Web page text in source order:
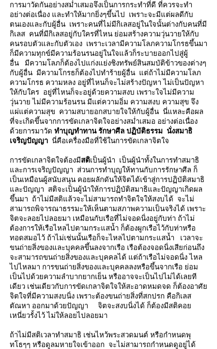
การมาวัดกันอย่างสม่ำเสมอจึงเป็นการกระทำที่ดี ที่ควรจะทำ
อย่างต่อเนื่อง และทำให้มากยิ่งๆขึ้นไป เพราะจะมีแต่ผลดีกับ
ตนเองและกับผู้อื่น เพราะคนที่ไม่มีกิเลสอยู่ในใจนั้นต่างกับคนที่มี
กิเลส คนที่มีกิเลสอยู่กับใครที่ไหน ย่อมสร้างความวุ่นวายให้กับ
คนรอบตัวและกับตัวเอง เพราะเวลามีความโลภความโกรธขึ้นมา
ก็มีความทุกข์มีความร้อนรนอยู่ในใจแล้วก็ระบายออกไปสู่ผู้
อื่น มีความโลภก็ต้องไปแก่งแย่งชิงทรัพย์สินสมบัติข้าวของต่างๆ
กับผู้อื่น มีความโกรธก็ต้องไปทำร้ายผู้อื่น แต่ถ้าไม่มีความโลภ
ความโกรธ ความหลง อยู่ที่ไหนก็จะไม่สร้างปัญหา ไม่เป็นปัญหา
ห้กับใคร อยู่ที่ไหนก็จะอยู่ด้วยความสงบ เพราะใจไม่มีความ
วุ่นวาย ไม่มีความร้อนรน มีแต่ความอิ่ม ความสงบ ความสุข จึง
ผ่แต่ความสุข ความสบายอกสบายใจให้กับผู้อื่น นี่แหละคือผล
ที่จะเกิดขึ้นจากการขัดเกลาจิตใจอย่างสม่ำเสมอ อย่างต่อเนื่อง
ด้วยการมาวัด ทำบุญทำทาน รักษาศีล ปฏิบัติธรรม นั่งสมาธิ
เจริญปัญญา นี่คือเครื่องมือที่ใช้ในการขัดเกลาจิตใจ
การขัดเกลาจิตใจต้องมีสติเป็นผู้นำ เป็นผู้นำทั้งในการทำสมาธิ
ละการเจริญปัญญา ส่วนการทำบุญให้ทานกับการรักษาศีล ก็
เป็นเหมือนผู้สนับสนุน คอยผลักดันให้จิตได้เข้าสู่การปฏิบัติสมาธิ
ละปัญญา สติจะเป็นผู้นำให้การปฏิบัติสมาธิและปัญญาเกิดผล
ขึ้นมา ถ้าไม่มีสติแล้วจะไม่สามารถทำจิตใจให้สงบได้ จะไม่
สามารถพิจารณาธรรมะให้เห็นตามสภาพความเป็นจริงได้ เพราะ
จิตจะลอยไปลอยมา เหมือนกับเรือที่ไม่จอดนิ่งอยู่กับท่า ถ้าไม่
ต้องการให้เรือไหลไปตามกระแสน้ำ ก็ต้องผูกเรือไว้กับท่าหรือ
ทอดสมอไว้ ถ้าไม่เช่นนั้นเรือก็จะไหลไปตามกระแสน้ำ เวลาจะ
ขนถ่ายสิ่งของและบุคคลขึ้นลงจากเรือ เรือต้องจอดนิ่งเสียก่อนถึง
จะสามารถขนถ่ายสิ่งของและบุคคลได้ แต่ถ้าเรือไม่จอดนิ่ง ไหล
ไปไหลมา การขนถ่ายสิ่งของและบุคคลลงหรือขึ้นจากเรือ ย่อม
เป็นไปด้วยความลำบากยากเย็น หรืออาจจะเป็นไปไม่ได้เลยที
เดียว เช่นเดียวกับการขัดเกลาจิตใจให้สะอาดหมดจด ก็ต้องอาศั
จิตใจที่มีความสงบนิ่ง เพราะต้องขนถ่ายสิ่งที่สกปรก คือกิเลส
ตัณหา ออกมาด้วยปัญญา จิตจะสงบนิ่งได้ ก็ต้องมีสติคอ
เหนี่ยวรั้งไว้ ไม่ให้ลอยไปลอยมา
ถ้าไม่มีสติเวลาทำสมาธิ เช่นไหว้พระสวดมนต์ หรือกำหนดพุ
ทโธๆๆ หรือดูลมหายใจเข้าออก จะไม่สามารถกำหนดดูอยู่ได้